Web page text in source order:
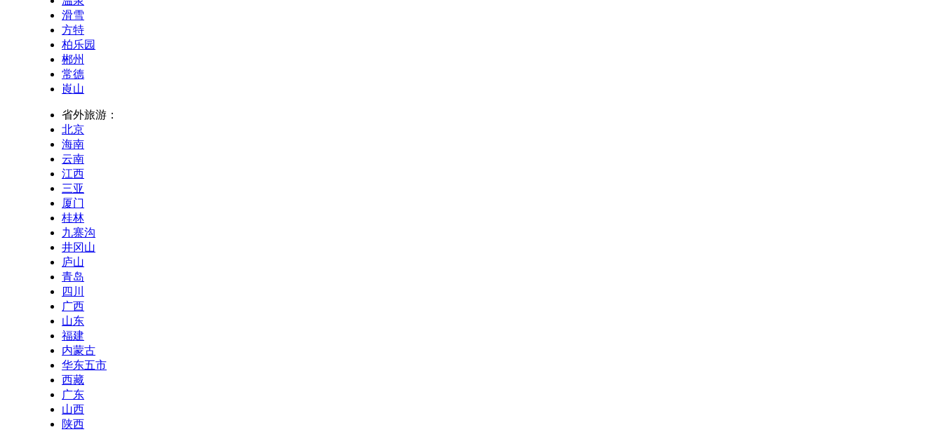
滑雪
方特
柏乐园
郴州
常德
崀山
省外旅游：
北京
海南
云南
江西
三亚
厦门
桂林
九寨沟
井冈山
庐山
青岛
四川
广西
山东
福建
内蒙古
华东五市
西藏
广东
山西
陕西